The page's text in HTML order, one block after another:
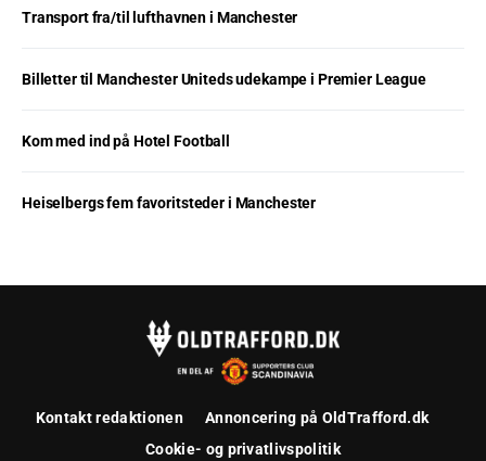
Transport fra/til lufthavnen i Manchester
Billetter til Manchester Uniteds udekampe i Premier League
Kom med ind på Hotel Football
Heiselbergs fem favoritsteder i Manchester
Kontakt redaktionen
Annoncering på OldTrafford.dk
Cookie- og privatlivspolitik